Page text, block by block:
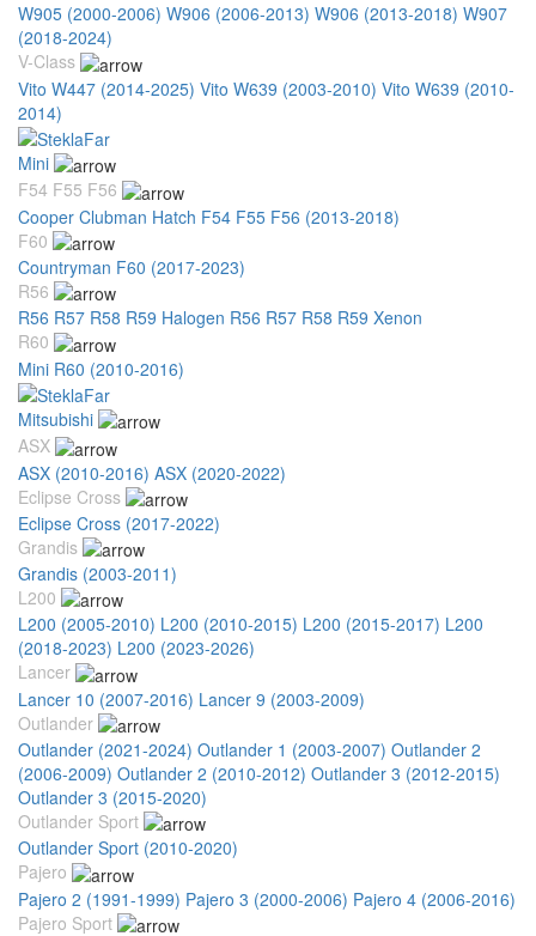
W905 (2000-2006) W906 (2006-2013) W906 (2013-2018) W907
(2018-2024)
V-Class
Vito W447 (2014-2025) Vito W639 (2003-2010) Vito W639 (2010-
2014)
Mini
F54 F55 F56
Cooper Clubman Hatch F54 F55 F56 (2013-2018)
F60
Countryman F60 (2017-2023)
R56
R56 R57 R58 R59 Halogen R56 R57 R58 R59 Xenon
R60
Mini R60 (2010-2016)
Mitsubishi
ASX
ASX (2010-2016) ASX (2020-2022)
Eclipse Cross
Eclipse Cross (2017-2022)
Grandis
Grandis (2003-2011)
L200
L200 (2005-2010) L200 (2010-2015) L200 (2015-2017) L200
(2018-2023) L200 (2023-2026)
Lancer
Lancer 10 (2007-2016) Lancer 9 (2003-2009)
Outlander
Outlander (2021-2024) Outlander 1 (2003-2007) Outlander 2
(2006-2009) Outlander 2 (2010-2012) Outlander 3 (2012-2015)
Outlander 3 (2015-2020)
Outlander Sport
Outlander Sport (2010-2020)
Pajero
Pajero 2 (1991-1999) Pajero 3 (2000-2006) Pajero 4 (2006-2016)
Pajero Sport